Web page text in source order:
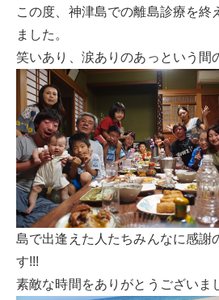
この度、神津島での離島診療を終
ました。
笑いあり、涙ありのあっという間
島で出逢えた人たちみんなに感謝
す!!!
素敵な時間をありがとうございま